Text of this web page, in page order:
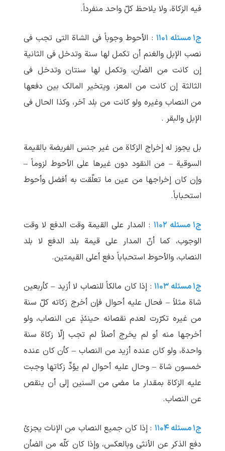
فیه الزکاة، ولا یلاحظ کلّ واحد منفرداً.
ج۱ مسئله ۱۱۰۱
: الأحوط وجوباً فی الشاة التی تجب فی
نصب الإبل والغنم أن تکمل لها سنة وتدخل فی الثانیة
إن کانت من الضأن، وتکمل لها سنتان وتدخل فی
الثالثة إن کانت من المعز، ویتخیر المالک بین دفعها
من النصاب وغیره ولو کانت من بلد آخر، وکذا الحال فی
الإبل والبقر .
بل یجوز له إخراج الزکاة من غیر جنس الفریضة بالقیمة
السوقیة – من النقود دون غیرها علی الأحوط لزوماً –
وإن کان إخراجها من عین ما تعلّقت به أفضل وأحوط
استحباباً.
ج۱ مسئله ۱۱۰۲
: المدار علی القیمة وقت الدفع لا وقت
الوجوب، کما أنّ المدار علی قیمة بلد الدفع لا بلد
النصاب، والأحوط استحباباً دفع أعلی القیمتین.
ج۱ مسئله ۱۱۰۳
: إذا کان مالکاً للنصاب لا أزید – کأربعین
شاة مثلاً – فحال علیه أحوال فإن أخرج زکاته کلّ سنة
من غیره تکرّرت لعدم نقصانه حینئذٍ عن النصاب، ولو
أخرجها منه أو لم‏ یخرج أصلاً لم‏ تجب إلّا زکاة سنة
واحدة، ولو کان عنده أزید من النصاب – کأن کان عنده
خمسون شاة – وحال علیه أحوال لم ‏یؤدِّ زکاتها وجبت
علیه الزکاة بمقدار ما مضی من السنین إلی أن ینقص
عن النصاب.
ج۱ مسئله ۱۱۰۴
: إذا کان جمیع النصاب من الإناث یجزئ
دفع الذکر عن الأنثی وبالعکس، وإذا کان کلّه من الضأن